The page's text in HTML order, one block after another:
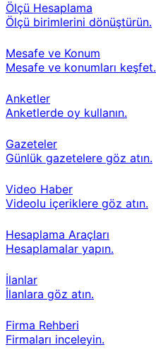
Ölçü Hesaplama
Ölçü birimlerini dönüştürün.
Mesafe ve Konum
Mesafe ve konumları keşfet.
Anketler
Anketlerde oy kullanın.
Gazeteler
Günlük gazetelere göz atın.
Video Haber
Videolu içeriklere göz atın.
Hesaplama Araçları
Hesaplamalar yapın.
İlanlar
İlanlara göz atın.
Firma Rehberi
Firmaları inceleyin.